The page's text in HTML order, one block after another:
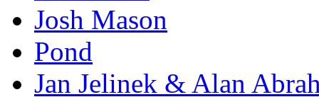
Josh Mason
Pond
Jan Jelinek & Alan